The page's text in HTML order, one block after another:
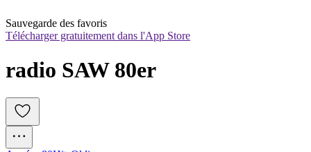
Sauvegarde des favoris
Télécharger gratuitement dans l'App Store
radio SAW 80er